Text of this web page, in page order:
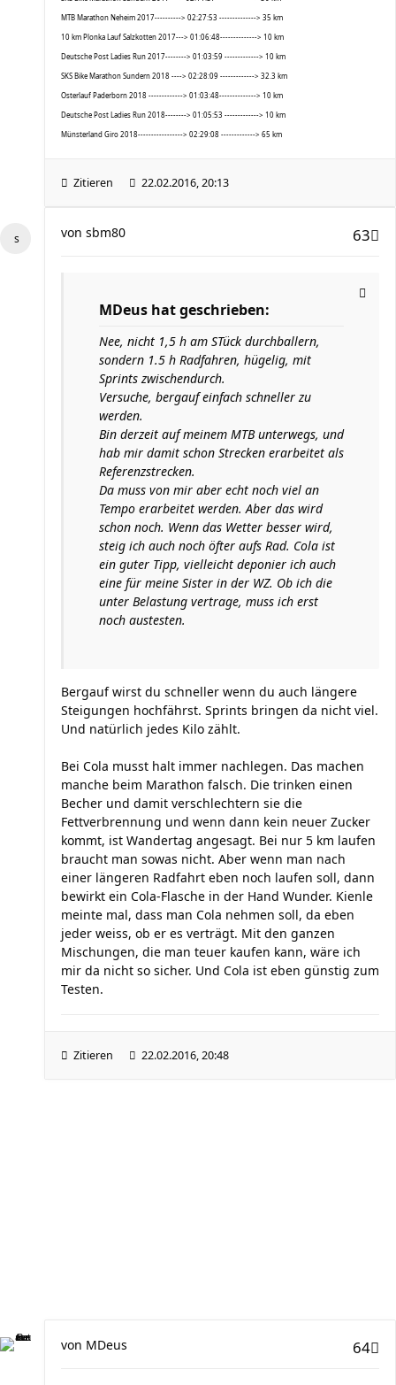
MTB Marathon Neheim 2017----------> 02:27:53 --------------> 35 km
10 km Plonka Lauf Salzkotten 2017---> 01:06:48--------------> 10 km
Deutsche Post Ladies Run 2017--------> 01:03:59 -------------> 10 km
SKS Bike Marathon Sundern 2018 ----> 02:28:09 -------------> 32.3 km
Osterlauf Paderborn 2018 -------------> 01:03:48--------------> 10 km
Deutsche Post Ladies Run 2018--------> 01:05:53 -------------> 10 km
Münsterland Giro 2018-----------------> 02:29:08 -------------> 65 km
Zitieren 22.02.2016, 20:13
63
von sbm80
MDeus hat geschrieben:
Nee, nicht 1,5 h am STück durchballern,
sondern 1.5 h Radfahren, hügelig, mit
Sprints zwischendurch.
Versuche, bergauf einfach schneller zu
werden.
Bin derzeit auf meinem MTB unterwegs, und
hab mir damit schon Strecken erarbeitet als
Referenzstrecken.
Da muss von mir aber echt noch viel an
Tempo erarbeitet werden. Aber das wird
schon noch. Wenn das Wetter besser wird,
steig ich auch noch öfter aufs Rad. Cola ist
ein guter Tipp, vielleicht deponier ich auch
eine für meine Sister in der WZ. Ob ich die
unter Belastung vertrage, muss ich erst
noch austesten.
Bergauf wirst du schneller wenn du auch längere
Steigungen hochfährst. Sprints bringen da nicht viel.
Und natürlich jedes Kilo zählt.
Bei Cola musst halt immer nachlegen. Das machen
manche beim Marathon falsch. Die trinken einen
Becher und damit verschlechtern sie die
Fettverbrennung und wenn dann kein neuer Zucker
kommt, ist Wandertag angesagt. Bei nur 5 km laufen
braucht man sowas nicht. Aber wenn man nach
einer längeren Radfahrt eben noch laufen soll, dann
bewirkt ein Cola-Flasche in der Hand Wunder. Kienle
meinte mal, dass man Cola nehmen soll, da eben
jeder weiss, ob er es verträgt. Mit den ganzen
Mischungen, die man teuer kaufen kann, wäre ich
mir da nicht so sicher. Und Cola ist eben günstig zum
Testen.
Zitieren 22.02.2016, 20:48
64
von MDeus